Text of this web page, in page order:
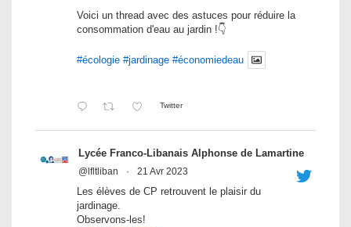
Voici un thread avec des astuces pour réduire la
consommation d'eau au jardin !👇
#écologie #jardinage #économiedeau
Twitter
Lycée Franco-Libanais Alphonse de Lamartine
@lfltliban · 21 Avr 2023
Les élèves de CP retrouvent le plaisir du
jardinage.
Observons-les!